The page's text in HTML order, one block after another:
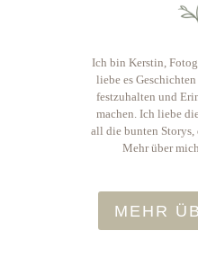
Ich bin Kerstin,
liebe es
festzuhalten und
machen. Ich liebe
all die bunten Storys,
Mehr über
MEHR